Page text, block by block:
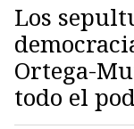
Los
Ortega-
todo el